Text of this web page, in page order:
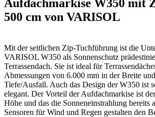
Aufdachmarkise W350 mit
500 cm von VARISOL
Mit der seitlichen Zip-Tuchführung ist die
VARISOL W350 als Sonnenschutz
Terrassendach. Sie ist ideal für
Abmessungen von 6.000 mm in der Breite
Tiefe/Ausfall. Auch das Design der W350 ist
elegant. Der Vorteil der Aufdachmarkise ist
Höhe und das die Sonneneinstrahlung bereits
Sensoren für Wind und Regen gestalten den